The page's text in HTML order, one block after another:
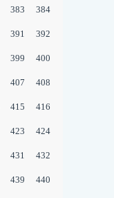
383 384
391 392
399 400
407 408
415 416
423 424
431 432
439 440